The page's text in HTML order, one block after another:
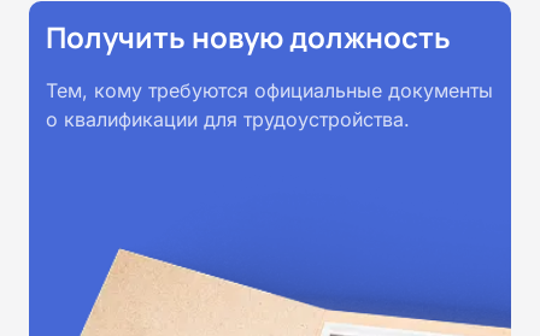
Получить новую должность
Тем, кому требуются официальные документы
о квалификации для трудоустройства.